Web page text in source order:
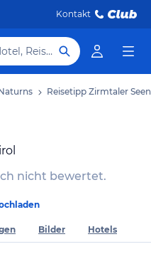
Kontakt
Hotel, Reiseziel
Reisetipp Zirmtaler Seen
nicht bewertet.
Bilder Hotels